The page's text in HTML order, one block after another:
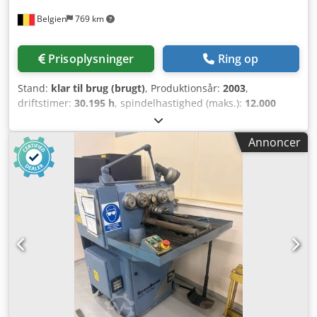
Spindelkegle: HSK-A63 • Værktøjsholder: HSK63A •
Spindelkøling: 4,0 kW / 2,0 MPa (20 bar) • Overvågning af
værktøjsbelastning • Transportabelt MPG-håndhjul •
MB) • 1.000 programmer • 400 værktøjsforskydningspar •
48 arbejdskoordinatsystemer • Stor hukommelse: 2 GB •
Dataserver og hukommelseskort: 2 GB • Integreret Ethernet
• Brugervenligt iHMI-operativsystem (EZI &
bearbejdningscyklus) • DSQ1 (AICC II – 200 blokke)
Ekstraudstyr • Båndtype-spånetransportør (bagside) •
Cyklonfiltersystem • Forberedt til Renishaw-målepind (RMI-
Q) + software Csdpfx Apszlg Ngjrsrf • Ekstern
nettransformator • Netfilter • Maskinløfteøjer
Belgien 769 km
Prisoplysninger Ring op
Stand: klar til brug (brugt), Produktionsår: 2003,
driftstimer: 30.195 h, spindelhastighed (maks.): 12.000
1.080 mm
635 mm, vandring på Z-aksen:710 mm,
controllerproducent:
HEIDENHAIN
, controller model:
Millplus IT
, antal pladser i værktøjsmagasinet:
akser:
, Denne 5-aksede maskine af typen DMG DECKEL
MAHO DMU 100T blev fremstillet i 2003. Den har
imponerende slaglængder på 1.080 mm i X-aksen, 635 mm
i Y-aksen og 710 mm i Z-aksen. Maskinen omfatter et
fuldstændig renoveret Nikken CNC-dreje- og svingbord
samt et Erowa Robot Easy-automatiseringssystem med 12
pallepositioner. Hvis du er på udkig efter førsteklasses
bearbejdningsmuligheder, bør du overveje det universelle
bearbejdningscenter DMG DECKEL MAHO DMU 100T, som
vi tilbyder til salg. Kontakt os for yderligere oplysninger.
Annoncer